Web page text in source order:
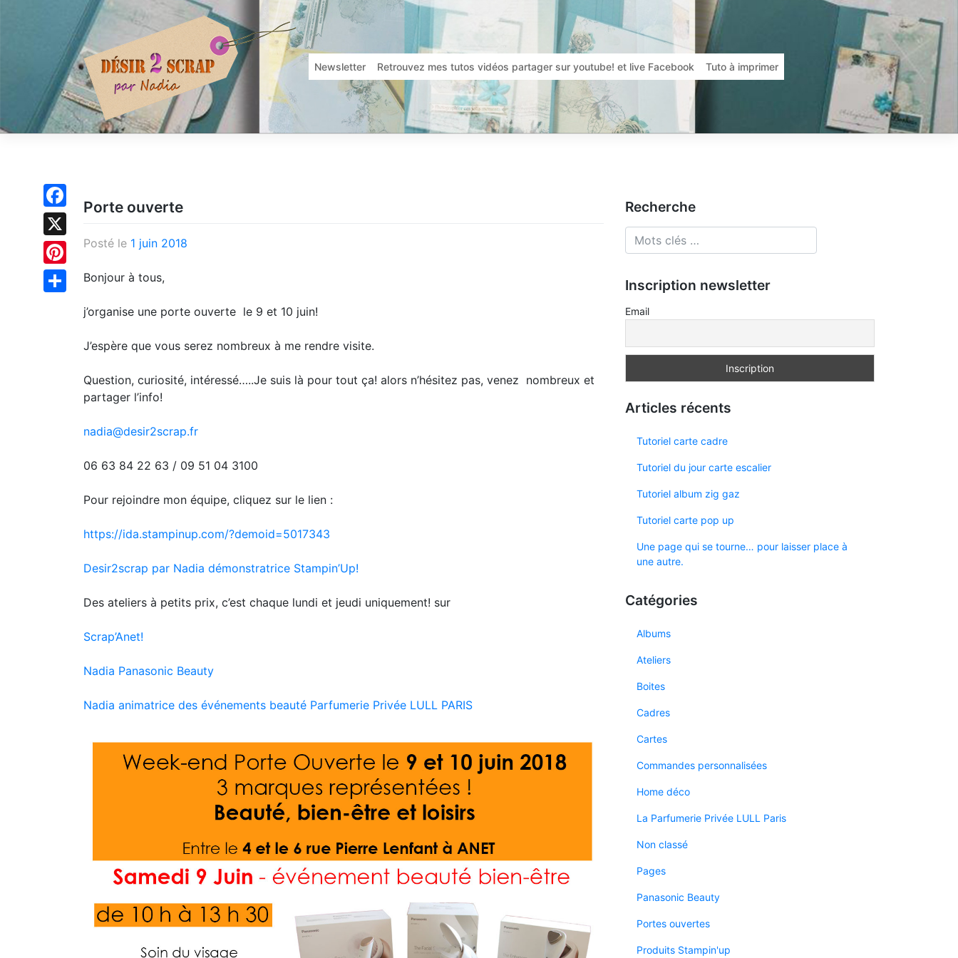
Newsletter Retrouvez mes tutos vidéos partager sur youtube! et live Facebook Tuto à imprimer
Porte ouverte
Posté le 1 juin 2018
Bonjour à tous,
j’organise une porte ouverte le 9 et 10 juin!
J’espère que vous serez nombreux à me rendre visite.
Question, curiosité, intéressé…..Je suis là pour tout ça! alors n’hésitez pas, venez nombreux et
partager l’info!
nadia@desir2scrap.fr
06 63 84 22 63 / 09 51 04 3100
Pour rejoindre mon équipe, cliquez sur le lien :
https://ida.stampinup.com/?demoid=5017343
Desir2scrap par Nadia démonstratrice Stampin’Up!
Des ateliers à petits prix, c’est chaque lundi et jeudi uniquement! sur
Scrap’Anet!
Nadia Panasonic Beauty
Nadia animatrice des événements beauté Parfumerie Privée LULL PARIS
Facebook
X
Pinterest
Partager
Recherche
Inscription newsletter
Email
Articles récents
Tutoriel carte cadre
Tutoriel du jour carte escalier
Tutoriel album zig gaz
Tutoriel carte pop up
Une page qui se tourne… pour laisser place à
une autre.
Catégories
Albums
Ateliers
Boites
Cadres
Cartes
Commandes personnalisées
Home déco
La Parfumerie Privée LULL Paris
Non classé
Pages
Panasonic Beauty
Portes ouvertes
Produits Stampin'up